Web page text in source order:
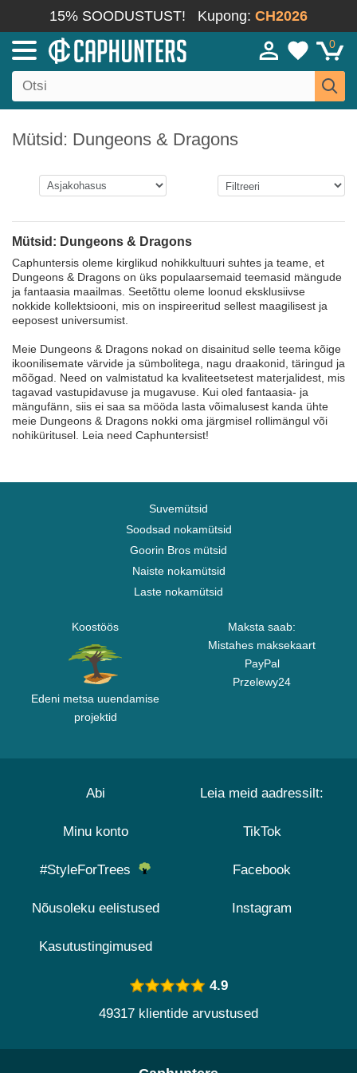
15% SOODUSTUST! Kupong: CH2026
0
Mütsid: Dungeons & Dragons
Mütsid: Dungeons & Dragons
Caphuntersis oleme kirglikud nohikkultuuri suhtes ja teame, et
Dungeons & Dragons on üks populaarsemaid teemasid mängude
ja fantaasia maailmas. Seetõttu oleme loonud eksklusiivse
nokkide kollektsiooni, mis on inspireeritud sellest maagilisest ja
eeposest universumist.
Meie Dungeons & Dragons nokad on disainitud selle teema kõige
ikoonilisemate värvide ja sümbolitega, nagu draakonid, täringud ja
mõõgad. Need on valmistatud ka kvaliteetsetest materjalidest, mis
tagavad vastupidavuse ja mugavuse. Kui oled fantaasia- ja
mängufänn, siis ei saa sa mööda lasta võimalusest kanda ühte
meie Dungeons & Dragons nokki oma järgmisel rollimängul või
nohiküritusel. Leia need Caphuntersist!
Suvemütsid
Soodsad nokamütsid
Goorin Bros mütsid
Naiste nokamütsid
Laste nokamütsid
Koostöös
Edeni metsa uuendamise
projektid
Maksta saab:
Mistahes maksekaart
PayPal
Przelewy24
Abi
Minu konto
#StyleForTrees
Nõusoleku eelistused
Kasutustingimused
Leia meid aadressilt:
TikTok
Facebook
Instagram
4.9
49317 klientide arvustused